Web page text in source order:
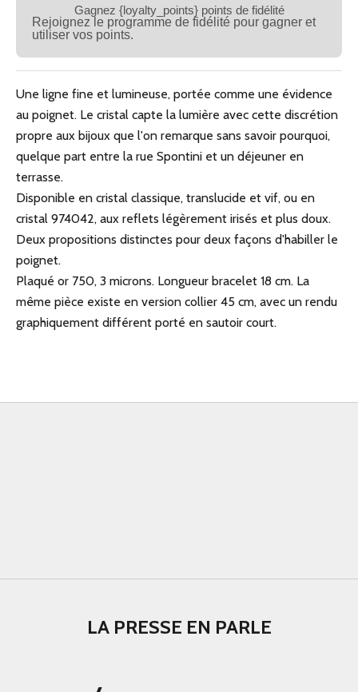
Gagnez {loyalty_points} points de fidélité
Rejoignez le programme de fidélité pour gagner et
utiliser vos points.
Une ligne fine et lumineuse, portée comme une évidence
au poignet. Le cristal capte la lumière avec cette discrétion
propre aux bijoux que l'on remarque sans savoir pourquoi,
quelque part entre la rue Spontini et un déjeuner en
terrasse.
Disponible en cristal classique, translucide et vif, ou en
cristal 974042, aux reflets légèrement irisés et plus doux.
Deux propositions distinctes pour deux façons d'habiller le
poignet.
Plaqué or 750, 3 microns. Longueur bracelet 18 cm. La
même pièce existe en version collier 45 cm, avec un rendu
graphiquement différent porté en sautoir court.
LA PRESSE EN PARLE